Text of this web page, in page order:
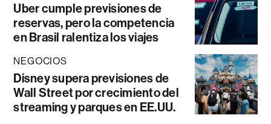
Uber cumple previsiones de
reservas, pero la competencia
en Brasil ralentiza los viajes
NEGOCIOS
Disney supera previsiones de
Wall Street por crecimiento del
streaming y parques en EE.UU.